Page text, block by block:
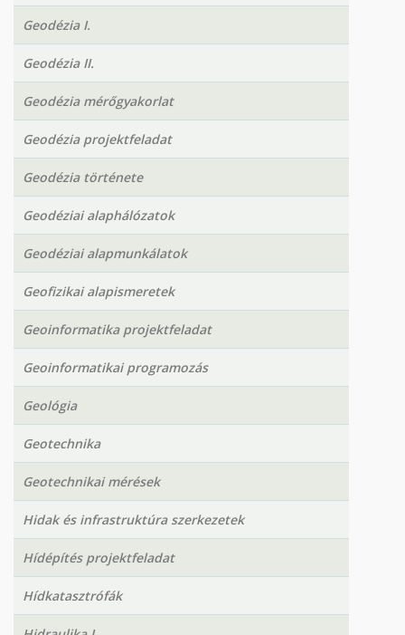
Geodézia I.
Geodézia II.
Geodézia mérőgyakorlat
Geodézia projektfeladat
Geodézia története
Geodéziai alaphálózatok
Geodéziai alapmunkálatok
Geofizikai alapismeretek
Geoinformatika projektfeladat
Geoinformatikai programozás
Geológia
Geotechnika
Geotechnikai mérések
Hidak és infrastruktúra szerkezetek
Hídépítés projektfeladat
Hídkatasztrófák